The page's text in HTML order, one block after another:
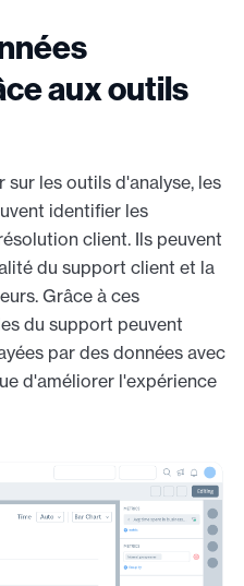
aux outils
les outils d'analyse, les
identifier les
client. Ils peuvent
du support client et la
Grâce à ces
du support peuvent
par des données avec
d'améliorer l'expérience